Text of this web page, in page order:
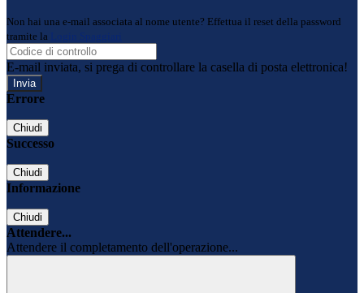
Non hai una e-mail associata al nome utente? Effettua il reset della password
tramite la
Login Spaggiari
E-mail inviata, si prega di controllare la casella di posta elettronica!
Errore
Chiudi
Successo
Chiudi
Informazione
Chiudi
Attendere...
Attendere il completamento dell'operazione...